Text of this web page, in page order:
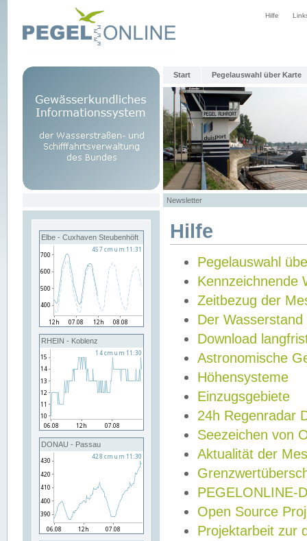
Hilfe
Start Pegelauswahl über Karte
Newsletter
Elbe - Cuxhaven Steubenhöft
RHEIN - Koblenz
DONAU - Passau
Hilfe
Pegelauswahl
Kennzeichnende
Zeitbezug der
Der Wasserstand
Download
Astronomische
Höhensysteme
Einzugsgebiete
24h Regenradar
Seezeichen von
Aktualität der
PEGELONLINE-
Open Source
Projektarbeit zur